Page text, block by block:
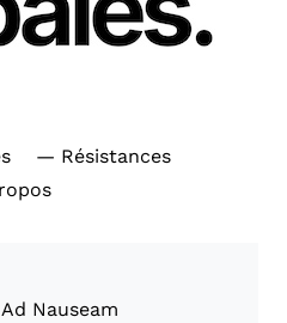
— Résistances
Nauseam